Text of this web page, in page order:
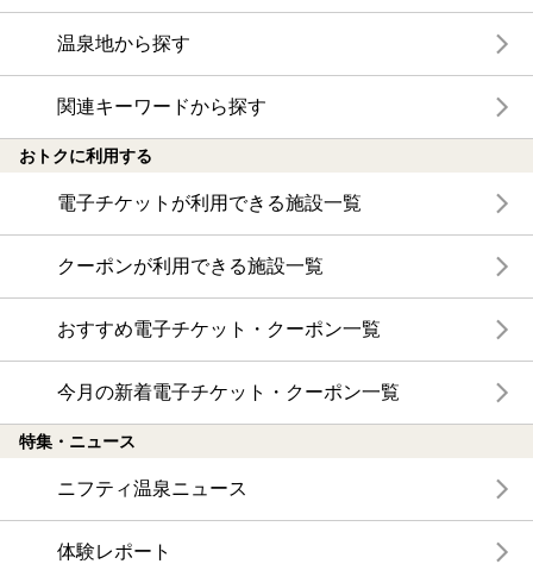
温泉地から探す
関連キーワードから探す
おトクに利用する
電子チケットが利用できる施設一覧
クーポンが利用できる施設一覧
おすすめ電子チケット・クーポン一覧
今月の新着電子チケット・クーポン一覧
特集・ニュース
ニフティ温泉ニュース
体験レポート